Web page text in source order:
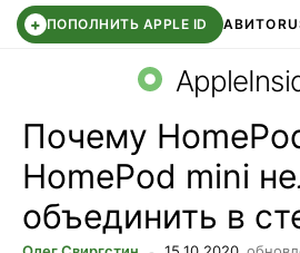
+ ПОПОЛНИТЬ APPLE ID АВИТО
СБЕР КИДС ЧАТ ROBLOX
Почему
HomePod mini
объединить в